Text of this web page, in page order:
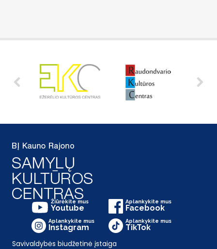
Žiūrėkite mus
Youtube
Aplankykite mus
Facebook
Aplankykite mus
Instagram
Aplankykite mus
TikTok
Savivaldybės biudžetinė įstaiga